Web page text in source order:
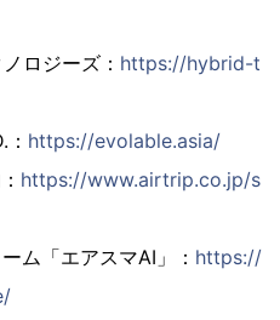
ロジーズ： https://hybrid-t
https://evolable.asia/
https://www.airtrip.co.jp/s
ム「エアスマAI」： https://